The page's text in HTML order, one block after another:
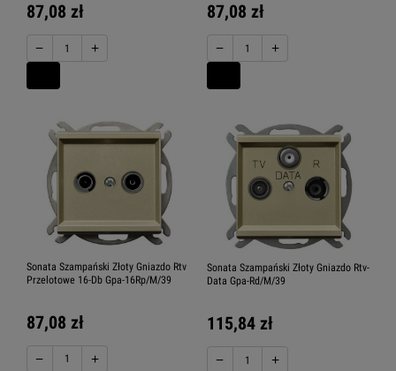
87,08 zł
− +
87,08 zł
− +
Sonata Szampański Złoty Gniazdo Rtv
Przelotowe 16-Db Gpa-16Rp/M/39
87,08 zł
− +
Sonata Szampański Złoty Gniazdo Rtv-
Data Gpa-Rd/M/39
115,84 zł
− +